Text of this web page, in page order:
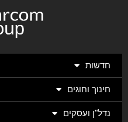
חדשות
חינוך וחוגים
נדל"ן ועסקים